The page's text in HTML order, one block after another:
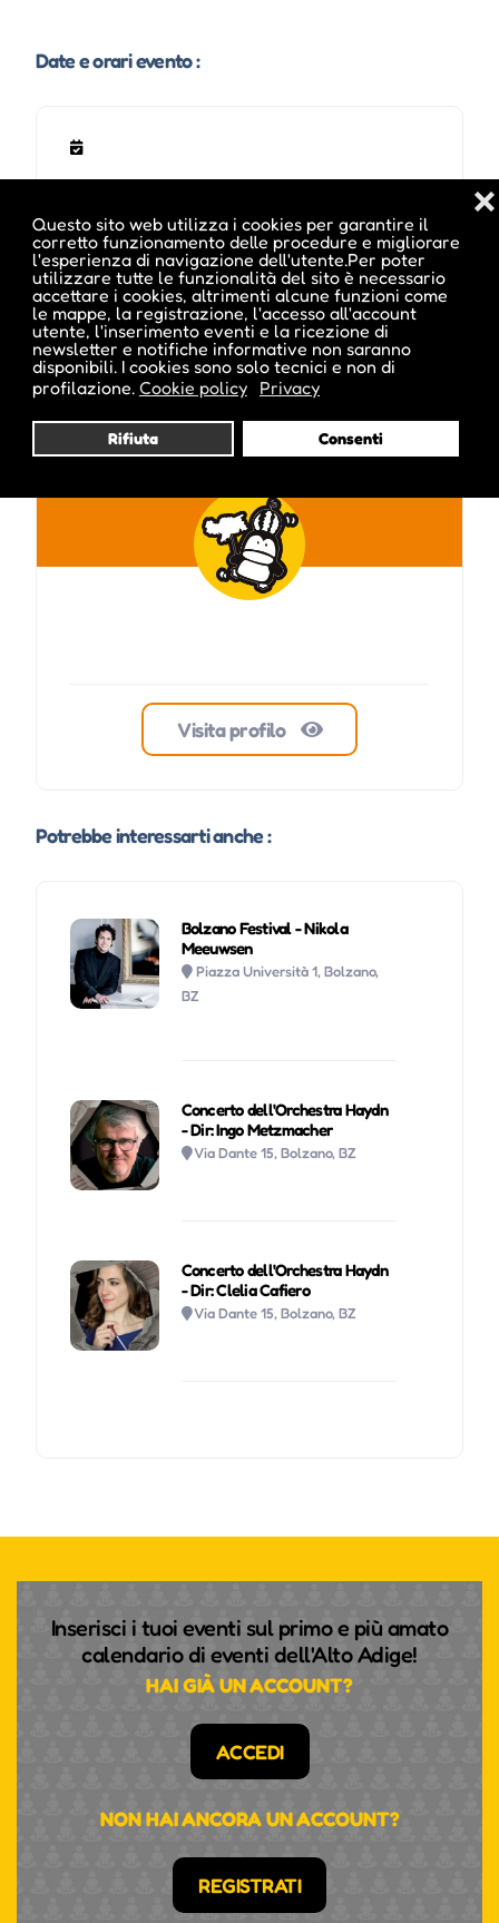
Questo sito web utilizza i cookies per garantire il
corretto funzionamento delle procedure e migliorare
l'esperienza di navigazione dell'utente.Per poter
utilizzare tutte le funzionalità del sito è necessario
accettare i cookies, altrimenti alcune funzioni come
le mappe, la registrazione, l'accesso all'account
utente, l'inserimento eventi e la ricezione di
newsletter e notifiche informative non saranno
disponibili. I cookies sono solo tecnici e non di
profilazione. Cookie policy Privacy
Rifiuta Consenti
❌
Date e orari evento :
Pubblicato da :
ale inside
Visita profilo
Potrebbe interessarti anche :
Bolzano Festival - Nikola
Meeuwsen
Piazza Università 1, Bolzano,
BZ
Concerto dell'Orchestra Haydn
- Dir: Ingo Metzmacher
Via Dante 15, Bolzano, BZ
Concerto dell'Orchestra Haydn
- Dir: Clelia Cafiero
Via Dante 15, Bolzano, BZ
Inserisci i tuoi eventi sul primo e più amato
calendario di eventi dell'Alto Adige!
HAI GIÀ UN ACCOUNT?
ACCEDI
NON HAI ANCORA UN ACCOUNT?
REGISTRATI